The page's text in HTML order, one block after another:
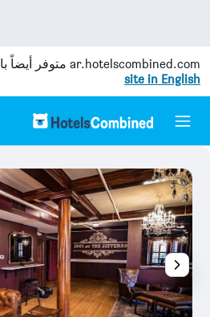
ar.hotelscombined.com متوفر أيضاً
site in English